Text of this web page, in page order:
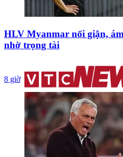
HLV Myanmar nổi giận,
nhờ trọng tài
8 giờ